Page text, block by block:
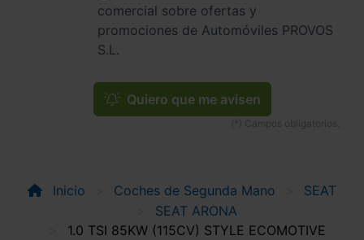
comercial sobre ofertas y
promociones de Automóviles PROVOS
S.L.
Quiero que me avisen
Inicio Coches de Segunda Mano
SEAT
SEAT ARONA
1.0 TSI 85KW (115CV) STYLE ECOMOTIVE